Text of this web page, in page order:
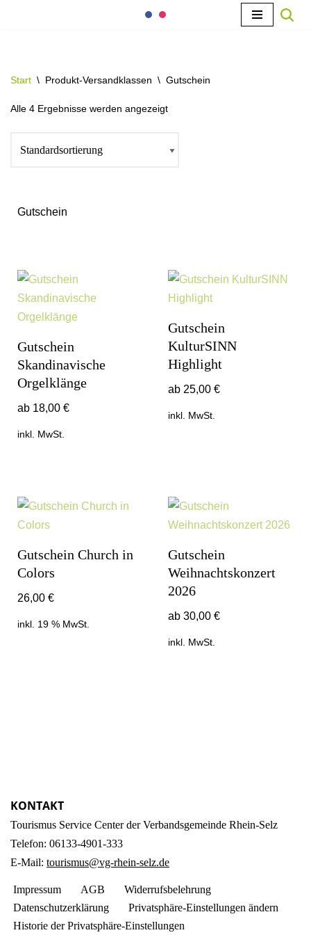
springen
Start \ Produkt-Versandklassen \ Gutschein
Alle 4 Ergebnisse werden angezeigt
Gutschein
Gutschein
Skandinavische
Orgelklänge
ab 18,00 €
inkl. MwSt.
Gutschein
KulturSINN
Highlight
ab 25,00€
inkl. MwSt.
Gutschein Church in
Colors
26,00 €
inkl. 19 % MwSt.
Gutschein
Weihnachtskonzert
2026
ab30,00€
inkl. MwSt.
KONTAKT
Tourismus Service Center der Verbandsgemeinde Rhein-Selz
Telefon: 06133-4901-333
E-Mail: tourismus@vg-rhein-selz.de
Impressum AGB
Widerrufsbelehrung
Datenschutzerklärung
Privatsphäre-Einstellungen ändern
Historie der Privatsphäre-Einstellungen